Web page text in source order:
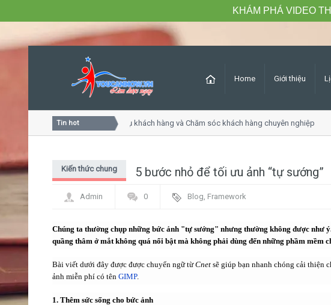
Home Giới thiệu
Tin hot
Khóa học Tư duy dịch vụ khách hàng và Chăm sóc khách hàng chuyên nghiệp
5 bước nhỏ để tối ưu ảnh “tự sướng”
Kiến thức chung
Admin 0 Blog, Framework
Chúng ta thường chụp những bức ảnh "tự sướng" nhưng thường không được như
quầng thâm ở mắt không quá nổi bật mà không phải dùng đến những phầm mềm
Bài viết dưới đây được được chuyển ngữ từCnet sẽ giúp bạn nhanh chóng cải thiện
ảnh miễn phí có tên GIMP.
1. Thêm sức sống cho bức ảnh
KHÁM PHÁ VIDEO